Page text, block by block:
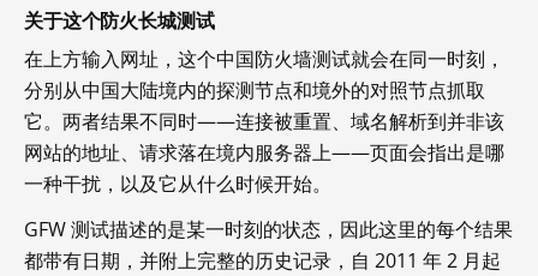
关于这个防火长城测试
在上方输入网址，这个中国防火墙测试就会在同一时刻，
分别从中国大陆境内的探测节点和境外的对照节点抓取
它。两者结果不同时——连接被重置、域名解析到并非该
网站的地址、请求落在境内服务器上——页面会指出是哪
一种干扰，以及它从什么时候开始。
GFW 测试描述的是某一时刻的状态，因此这里的每个结果
都带有日期，并附上完整的历史记录，自 2011 年 2 月起